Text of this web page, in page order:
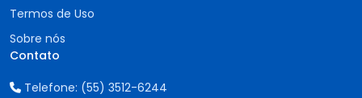
Termos de Uso
Sobre nós
Contato
Telefone: (55) 3512-6244